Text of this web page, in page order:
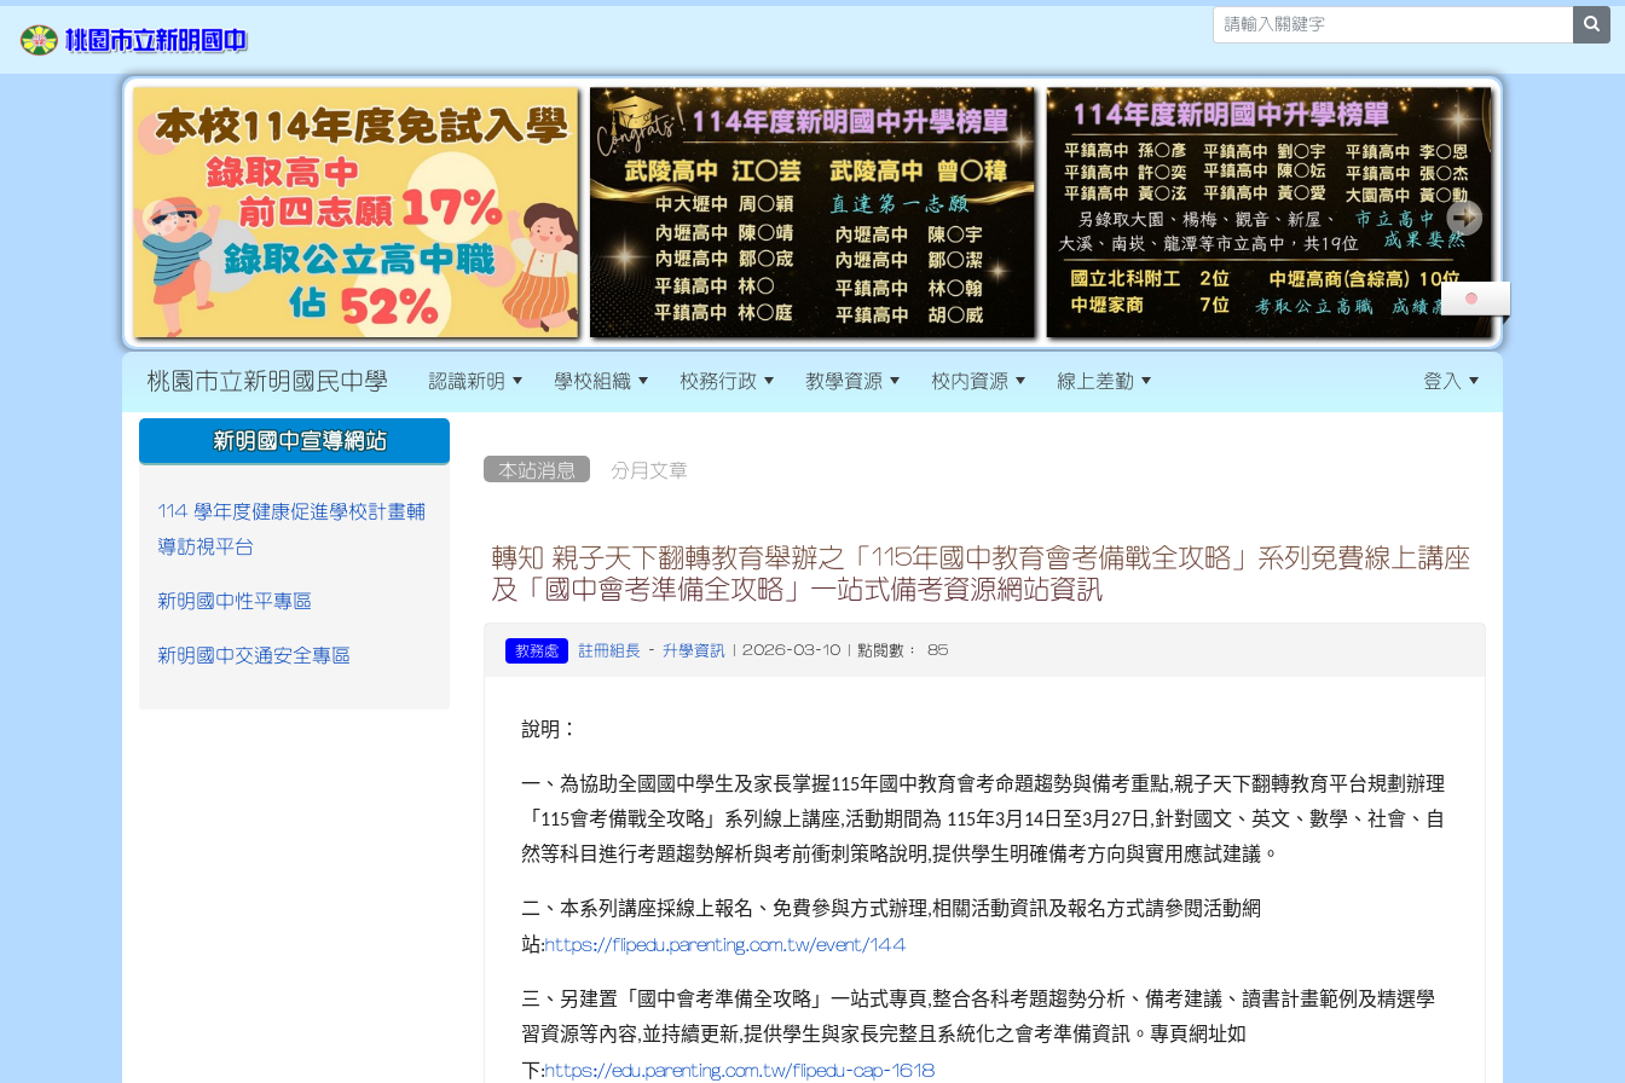
桃園市立新明國民中學 認識新明 學校組織 校務行政 教學資源 校內資源 線上差勤 登入
本站消息 分月文章
轉知 親子天下翻轉教育舉辦之「115年國中教育會考備戰全攻略」系列免費線上講座
及「國中會考準備全攻略」一站式備考資源網站資訊
教務處 註冊組長 - 升學資訊 | 2026-03-10 | 點閱數： 85
說明：
一、為協助全國國中學生及家長掌握115年國中教育會考命題趨勢與備考重點,親子天下翻轉教育平台規劃辦理
「 115會考備戰全攻略」系列線上講座,活動期間為 115年3月 14 日至3月 27 日 ,針對國文、英文、數學、社會、自
然等科目進行考題趨勢解析與考前衝刺策略說明,提供學生明確備考方向與實用應試建議。
二、本系列講座採線上報名、免費參與方式辦理,相關活動資訊及報名方式請參閱活動網
站:https://flipedu.parenting.com.tw/event/144
三、另建置「國中會考準備全攻略」一站式專頁,整合各科考題趨勢分析、備考建議、讀書計畫範例及精選學
習資源等內容,並持續更新,提供學生與家長完整且系統化之會考準備資訊。專頁網址如
下:https://edu.parenting.com.tw/flipedu-cap-1618
:::
新明國中宣導網站
114 學年度健康促進學校計畫輔
導訪視平台
新明國中性平專區
新明國中交通安全專區